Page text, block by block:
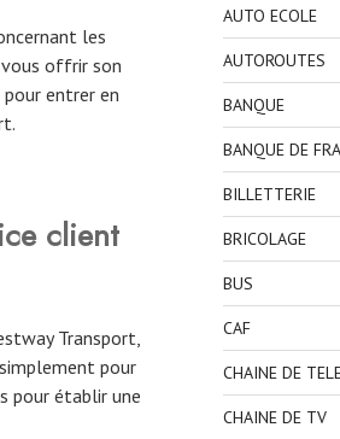
les
vous offrir son
entrer en
client
Transport,
pour
pour établir une
AUTO ECOLE
AUTOROUTES
BANQUE
BANQUE DE
BILLETTERIE
BRICOLAGE
BUS
CAF
CHAINE DE
CHAINE DE TV